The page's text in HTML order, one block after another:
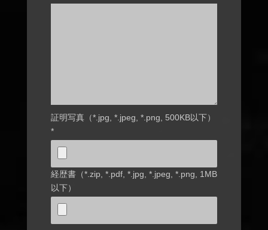
証明写真（*.jpg, *.jpeg, *.png, 500KB以下）
*
経歴書（*.zip, *.pdf, *.jpg, *.jpeg, *.png, 1MB
以下）